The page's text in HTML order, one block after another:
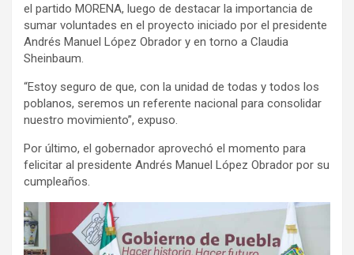
el partido MORENA, luego de destacar la importancia de
sumar voluntades en el proyecto iniciado por el presidente
Andrés Manuel López Obrador y en torno a Claudia
Sheinbaum.
“Estoy seguro de que, con la unidad de todas y todos los
poblanos, seremos un referente nacional para consolidar
nuestro movimiento”, expuso.
Por último, el gobernador aprovechó el momento para
felicitar al presidente Andrés Manuel López Obrador por su
cumpleaños.